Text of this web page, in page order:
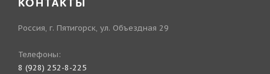
КОНТАКТЫ
Россия, г. Пятигорск, ул. Объездная 29
Телефоны:
8 (928) 252-8-225